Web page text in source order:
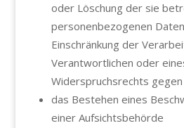
oder Löschung der sie
personenbezogenen
Einschränkung der
Verantwortlichen oder
Widerspruchsrechts
das Bestehen eines
einer Aufsichtsbehörde